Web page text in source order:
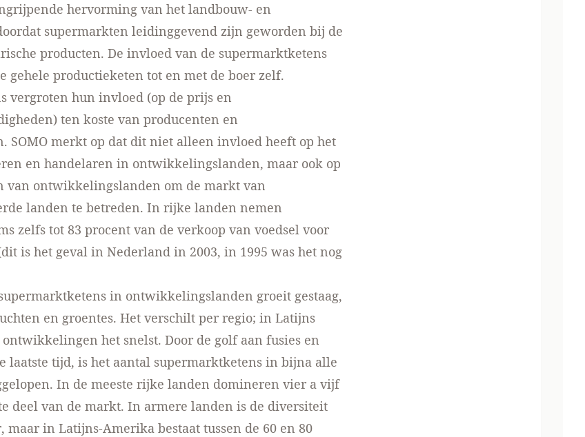
hervorming van het landbouw- en
supermarkten leidinggevend zijn geworden bij de
producten. De invloed van de supermarktketens
gehele productieketen tot en met de boer zelf.
vergroten hun invloed (op de prijs en
ten koste van producenten en
SOMO merkt op dat dit niet alleen invloed heeft op het
en handelaren in ontwikkelingslanden, maar ook op
van ontwikkelingslanden om de markt van
landen te betreden. In rijke landen nemen
zelfs tot 83 procent van de verkoop van voedsel voor
is het geval in Nederland in 2003, in 1995 was het nog
in ontwikkelingslanden groeit gestaag,
en groentes. Het verschilt per regio; in Latijns
het snelst. Door de golf aan fusies en
laatste tijd, is het aantal supermarktketens in bijna alle
In de meeste rijke landen domineren vier a vijf
deel van de markt. In armere landen is de diversiteit
maar in Latijns-Amerika bestaat tussen de 60 en 80